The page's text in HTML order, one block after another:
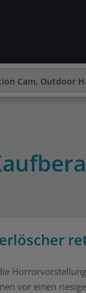
vor einen